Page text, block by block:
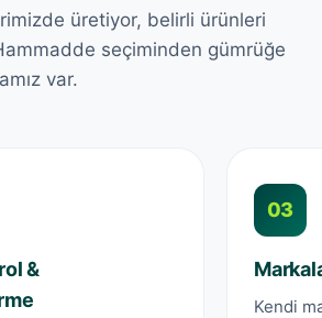
üretiyor, belirli ürünleri
seçiminden gümrüğe
var.
&
03
Kendi